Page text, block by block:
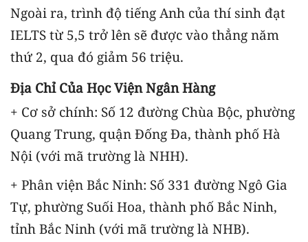
Ngoài ra, trình độ tiếng Anh của thí sinh đạt
IELTS từ 5,5 trở lên sẽ được vào thẳng năm
thứ 2, qua đó giảm 56 triệu.
Địa Chỉ Của Học Viện Ngân Hàng
+ Cơ sở chính: Số 12 đường Chùa Bộc, phường
Quang Trung, quận Đống Đa, thành phố Hà
Nội (với mã trường là NHH).
+ Phân viện Bắc Ninh: Số 331 đường Ngô Gia
Tự, phường Suối Hoa, thành phố Bắc Ninh,
tỉnh Bắc Ninh (với mã trường là NHB).